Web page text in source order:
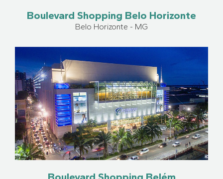
Boulevard Shopping Belo Horizonte
Belo Horizonte - MG